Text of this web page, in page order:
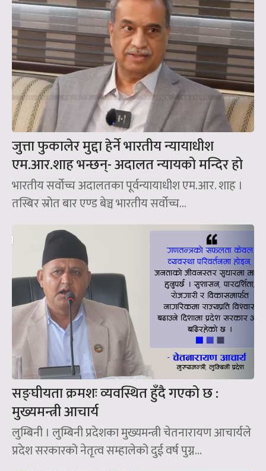
जुत्ता फुकालेर मुद्दा हेर्ने भारतीय न्यायाधीश
एम.आर.शाह भन्छन्- अदालत न्यायको मन्दिर हो
भारतीय सर्वोच्च अदालतका पूर्वन्यायाधीश एम.आर. शाह ।
तस्बिर स्रोत बार एण्ड बेञ्च भारतीय सर्वोच्च...
सङ्घीयता क्रमशः व्यवस्थित हुँदै गएको छ :
मुख्यमन्त्री आचार्य
लुम्बिनी । लुम्बिनी प्रदेशका मुख्यमन्त्री चेतनारायण आचार्यले
प्रदेश सरकारको नेतृत्व सम्हालेको दुई वर्ष पुग्न...